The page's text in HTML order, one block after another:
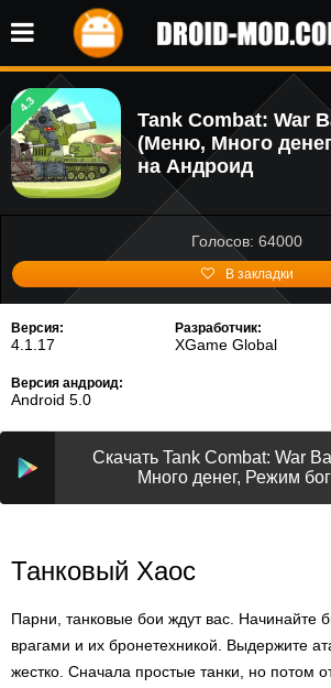
4.3
Tank Combat: War
(Меню, Много
на Андроид
Голосов: 64000
В закладки
Версия:
4.1.17
Разработчик:
XGame Global
Версия андроид:
Android 5.0
Скачать Tank Combat: War
Много денег, Режим
Танковый Хаос
Парни, танковые бои ждут вас. Начинайте
врагами и их бронетехникой. Выдержите
жестко. Сначала простые танки, но потом